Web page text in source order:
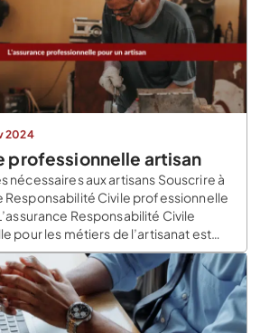
croissance. Voici quelques étapes à
une étude de marché efficace :
marché cible […]
2024
professionnelle artisan
nécessaires aux artisans Souscrire à
Responsabilité Civile professionnelle
Responsabilité Civile
pour les métiers de l’artisanat est
importante. Que vous soyez
ébéniste ou encore cordonnier,
métier technique et n’êtes pas à
professionnelle. Dans le cadre de